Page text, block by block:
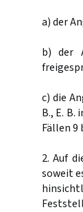
a) der
b) der
c) die
B., E.
Fällen 9
2. Auf
soweit